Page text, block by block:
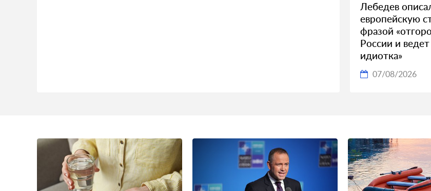
Лебедев
европейскую
фразой
России и ведет
идиотка»
07/08/2026